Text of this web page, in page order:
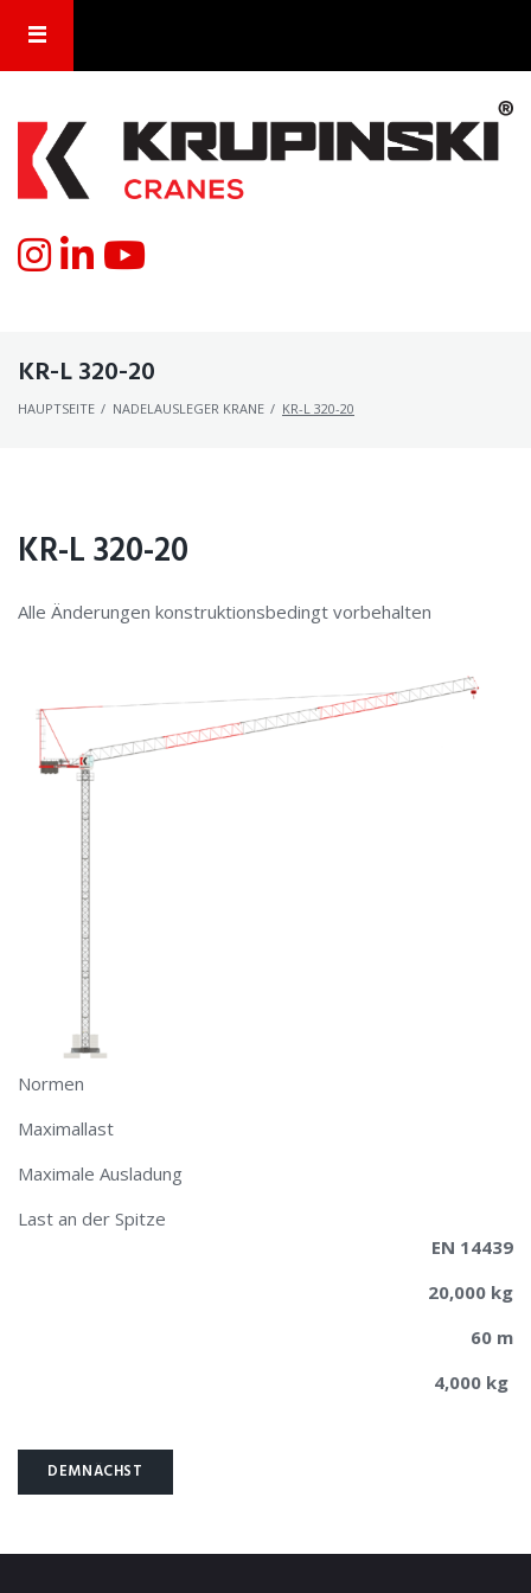
KR-L 320-20
HAUPTSEITE / NADELAUSLEGER KRANE / KR-L 320-20
KR-L 320-20
Alle Änderungen konstruktionsbedingt vorbehalten
Normen
Maximallast
Maximale Ausladung
Last an der Spitze
EN 14439
20,000 kg
60 m
4,000 kg
DEMNÄCHST